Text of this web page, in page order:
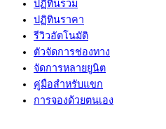
ปฏิทินรวม
ปฏิทินราคา
รีวิวอัตโนมัติ
ตัวจัดการช่องทาง
จัดการหลายยูนิต
คู่มือสำหรับแขก
การจองด้วยตนเอง